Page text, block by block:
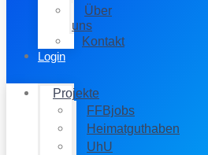
Über
uns
Kontakt
Login
Projekte
FFBjobs
Heimatguthaben
UhU